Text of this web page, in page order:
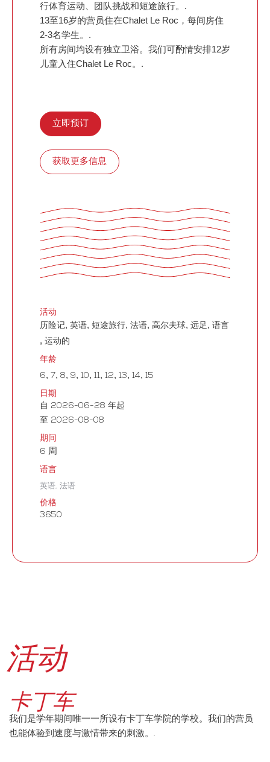
行体育运动、团队挑战和短途旅行。.
13至16岁的营员住在Chalet Le Roc，每间房住
2-3名学生。.
所有房间均设有独立卫浴。我们可酌情安排12岁
儿童入住Chalet Le Roc。.
立即预订
获取更多信息
活动
历险记, 英语, 短途旅行, 法语, 高尔夫球, 远足 , 语言
, 运动的
年龄
6, 7, 8, 9, 10, 11, 12, 13, 14, 15
日期
自 2026-06-28 年起
至 2026-08-08
期间
6 周
语言
英语, 法语
价格
3650
活动
卡丁车
我们是学年期间唯一一所设有卡丁车学院的学校。我们的营员
也能体验到速度与激情带来的刺激。.